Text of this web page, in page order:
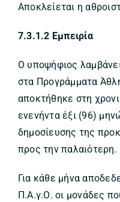
Αποκλείεται η
7.3.1.2 Εμπειρία
Ο υποψήφιος
στα Προγράμματα
αποκτήθηκε στη
ενενήντα έξι (96)
δημοσίευσης της
προς την παλαιότερη.
Για κάθε μήνα
Π.Α.γ.Ο. οι μονάδες